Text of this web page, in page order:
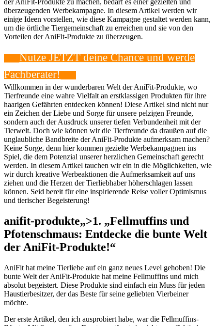
der AniFit-Produkte zu machen, bedarf es einer gezielten und
überzeugenden Werbekampagne. In diesem Artikel werden wir
einige Ideen vorstellen, wie diese Kampagne gestaltet werden kann,
um die örtliche Tiergemeinschaft zu erreichen und sie von den
Vorteilen der AniFit-Produkte zu überzeugen.
Nutze JETZT ‍deine Chance​ und‍ werde
Fachberater!
Willkommen ⁣in der wunderbaren Welt der ‍AniFit-Produkte, wo
Tierfreunde eine wahre Vielfalt an⁣ erstklassigen Produkten für ihre
haarigen Gefährten ‍entdecken ⁣können! Diese‌ Artikel sind nicht‍ nur
ein Zeichen ‍der Liebe und Sorge⁢ für unsere pelzigen Freunde,
sondern auch der Ausdruck⁣ unserer tiefen​ Verbundenheit⁣ mit der
Tierwelt.‍ Doch wie können wir ⁣die Tierfreunde da ‌draußen auf ⁣die
unglaubliche Bandbreite‍ der AniFit-Produkte aufmerksam ‍machen?
Keine ⁣Sorge, denn hier kommen ⁣gezielte ​Werbekampagnen ins⁢
Spiel, die dem Potenzial ⁣unserer herzlichen Gemeinschaft​ gerecht
⁤werden. In diesem Artikel tauchen ⁣wir‌ ein in die Möglichkeiten, wie
wir durch kreative Werbeaktionen die Aufmerksamkeit ⁤auf⁣ uns
ziehen und die Herzen der Tierliebhaber⁢ höherschlagen lassen⁣
können. Seid bereit für eine inspirierende ⁣Reise voller Optimismus
und tierischer ‍Begeisterung!
anifit-produkte„>1.​ „Fellmuffins und ​
Pfotenschmaus:​ Entdecke ⁢die bunte Welt
der⁣ AniFit-Produkte!“
AniFit hat meine Tierliebe auf ein ganz neues Level gehoben! Die
bunte⁣ Welt der ‌AniFit-Produkte hat meine⁢ Fellmuffins⁢ und mich
absolut⁢ begeistert.⁣ Diese Produkte sind einfach ein Muss für jeden
Haustierbesitzer, der das Beste für seine geliebten Vierbeiner
möchte.
Der ​erste Artikel, den ich ausprobiert habe, war⁣ die Fellmuffins-